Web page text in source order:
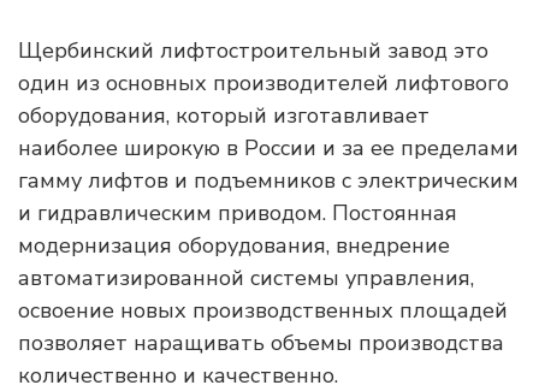
Щербинский лифтостроительный завод это
один из основных производителей лифтового
оборудования, который изготавливает
наиболее широкую в России и за ее пределами
гамму лифтов и подъемников с электрическим
и гидравлическим приводом. Постоянная
модернизация оборудования, внедрение
автоматизированной системы управления,
освоение новых производственных площадей
позволяет наращивать объемы производства
количественно и качественно.